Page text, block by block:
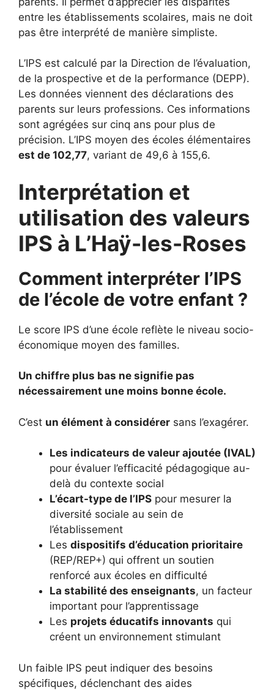
entre les établissements scolaires, mais ne doit
pas être interprété de manière simpliste.
L’IPS est calculé par la Direction de l’évaluation,
de la prospective et de la performance (DEPP).
Les données viennent des déclarations des
parents sur leurs professions. Ces informations
sont agrégées sur cinq ans pour plus de
précision. L’IPS moyen des écoles élémentaires
est de 102,77, variant de 49,6 à 155,6.
Interprétation et
utilisation des valeurs
IPS à L’Haÿ-les-Roses
Comment interpréter l’IPS
de l’école de votre enfant ?
Le score IPS d’une école reflète le niveau socio-
économique moyen des familles.
Un chiffre plus bas ne signifie pas
nécessairement une moins bonne école.
C’est un élément à considérer sans l’exagérer.
Les indicateurs de valeur ajoutée (IVAL)
pour évaluer l’efficacité pédagogique au-
delà du contexte social
L’écart-type de l’IPS pour mesurer la
diversité sociale au sein de
l’établissement
Les dispositifs d’éducation prioritaire
(REP/REP+) qui offrent un soutien
renforcé aux écoles en difficulté
La stabilité des enseignants, un facteur
important pour l’apprentissage
Les projets éducatifs innovants qui
créent un environnement stimulant
Un faible IPS peut indiquer des besoins
spécifiques, déclenchant des aides